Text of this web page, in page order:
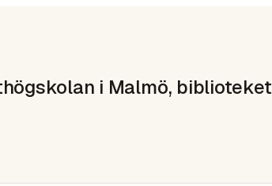
i Malmö, biblioteket